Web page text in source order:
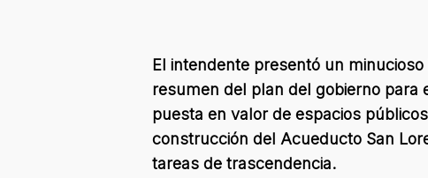
El intendente presentó un
resumen del plan del gobierno para
puesta en valor de espacios
construcción del Acueducto San
tareas de trascendencia.